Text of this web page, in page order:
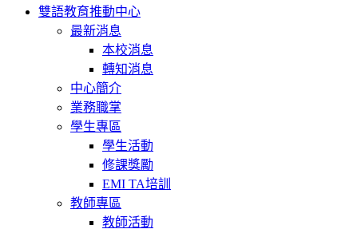
雙語教育推動中心
最新消息
本校消息
轉知消息
中心簡介
業務職掌
學生專區
學生活動
修課獎勵
EMI TA培訓
教師專區
教師活動